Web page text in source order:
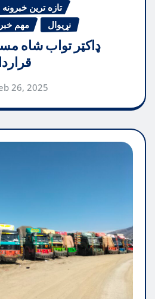
تازه ترین خبرونه
مهم نړیوال
ډاکټر تواب شاه
26, 2025